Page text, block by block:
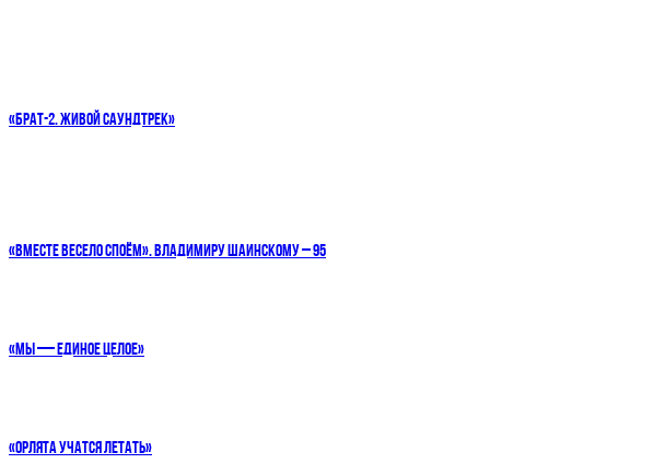
«БРАТ-2. ЖИВОЙ САУНДТРЕК»
«ВМЕСТЕ ВЕСЕЛО СПОЁМ». ВЛАДИМИРУ ШАИНСКОМУ – 95
«МЫ — ЕДИНОЕ ЦЕЛОЕ»
«ОРЛЯТА УЧАТСЯ ЛЕТАТЬ»